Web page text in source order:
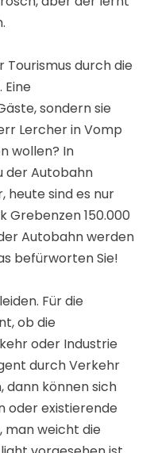
Für die
ob die
durch Verkehr
können sich
oder existierende
man weicht die
vorgesehen ist.
dem Profit.
einer neuen
je 100m entlang
angesiedelt
auf je 300m ist
Betriebe, die von
in den Bezirk
nachzuvollziehen:
Fahrzeugbestand
keinen Ausbau),